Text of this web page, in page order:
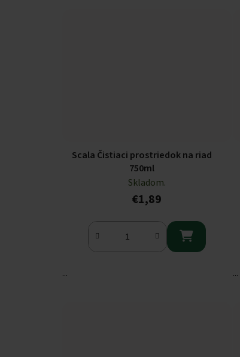
Scala Čistiaci prostriedok na riad
750ml
Skladom.
€1,89

... ...